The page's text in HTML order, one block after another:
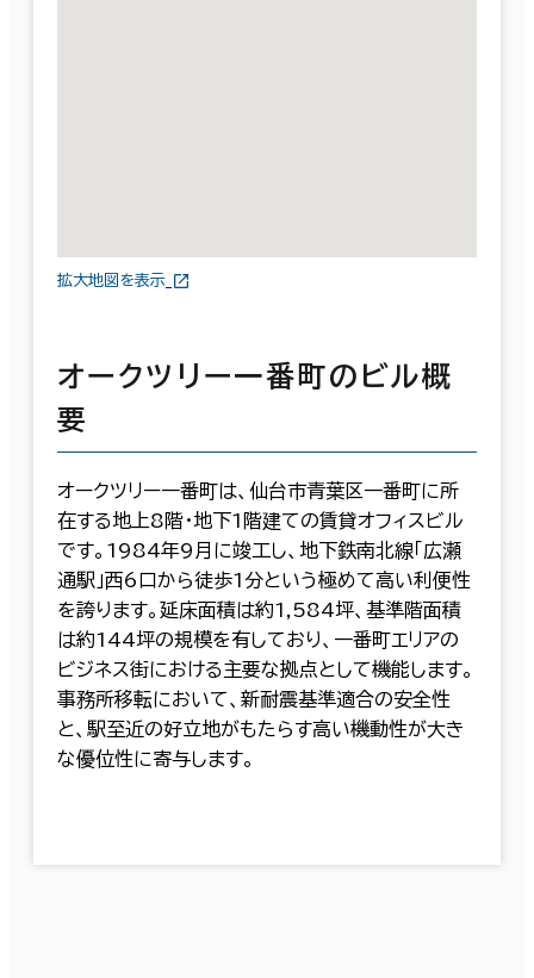
拡大地図を表示
オークツリー一番町のビル概
要
オークツリー一番町は、仙台市青葉区一番町に所
在する地上8階・地下1階建ての賃貸オフィスビル
です。1984年9月に竣工し、地下鉄南北線「広瀬
通駅」西6口から徒歩1分という極めて高い利便性
を誇ります。延床面積は約1,584坪、基準階面積
は約144坪の規模を有しており、一番町エリアの
ビジネス街における主要な拠点として機能します。
事務所移転において、新耐震基準適合の安全性
と、駅至近の好立地がもたらす高い機動性が大き
な優位性に寄与します。